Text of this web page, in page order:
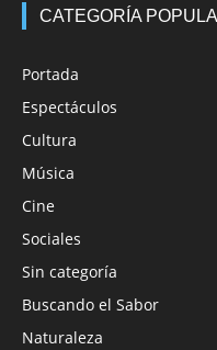
CATEGORÍA
Portada
Espectáculos
Cultura
Música
Cine
Sociales
Sin categoría
Buscando el Sabor
Naturaleza